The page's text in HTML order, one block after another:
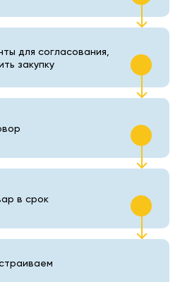
для согласования,
закупку
в срок